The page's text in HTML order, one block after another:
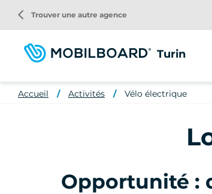
contenu
principal
Turin
arrow_back_ios Trouver une autre agence
Accueil Activités Vélo électrique
Opportunité :